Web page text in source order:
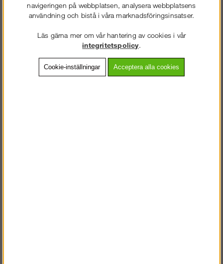
Ram Stål
54 988 kr Köp!
Ram Stål
47 488 kr
navigeringen på webbplatsen, analysera webbplatsens
användning och bistå i våra marknadsföringsinsatser.
Läs gärna mer om vår hantering av cookies i vår
integritetspolicy.
Cookie-inställningar Acceptera alla cookies